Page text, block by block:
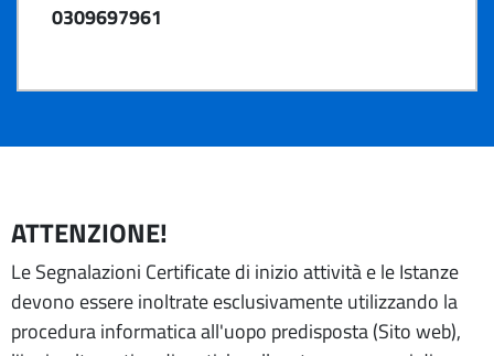
0309697961
ATTENZIONE!
Le Segnalazioni Certificate di inizio attività e le Istanze
devono essere inoltrate esclusivamente utilizzando la
procedura informatica all'uopo predisposta (Sito web),